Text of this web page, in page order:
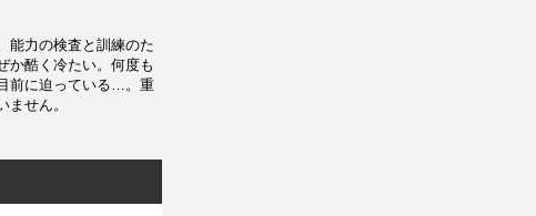
力の検査と訓練のた
か酷く冷たい。何度も
前に迫っている…。重
せん。